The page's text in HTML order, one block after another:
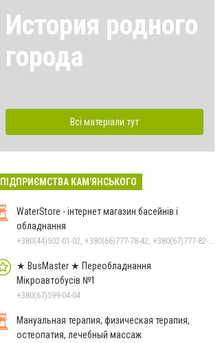
История родного
города
Всі матеріали тут
ПІДПРИЄМСТВА КАМ'ЯНСЬКОГО
WaterStore - інтернет магазин басейнів і
обладнання
★ BusMaster ★ Переобладнання
Мікроавтобусів №1
+380(67)599-04-04
Мануальная терапия, физическая терапия,
остеопатия, лечебный массаж